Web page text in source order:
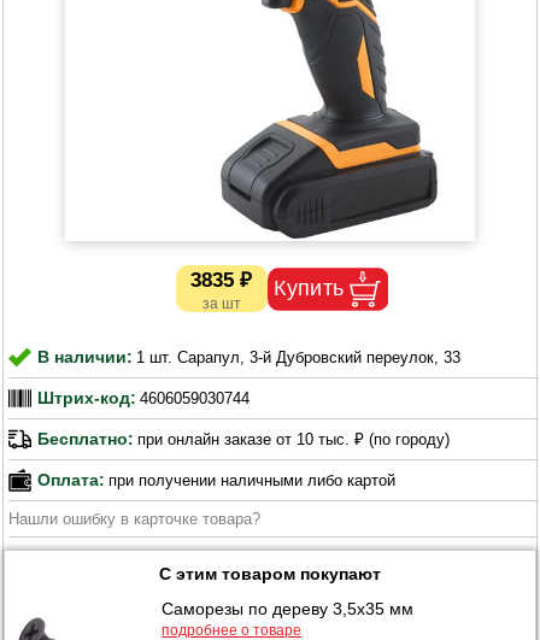
3835 ₽
В наличии: 1 шт. Сарапул, 3-й Дубровский переулок, 33
Штрих-код: 4606059030744
Бесплатно: при онлайн заказе от 10 тыс. ₽ (по городу)
Оплата: при получении наличными либо картой
Нашли ошибку в карточке товара?
С этим товаром покупают
Саморезы по дереву 3,5х35 мм
подробнее о товаре